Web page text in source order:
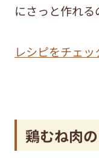
にさっと作れる
レシピをチェッ
鶏むね肉